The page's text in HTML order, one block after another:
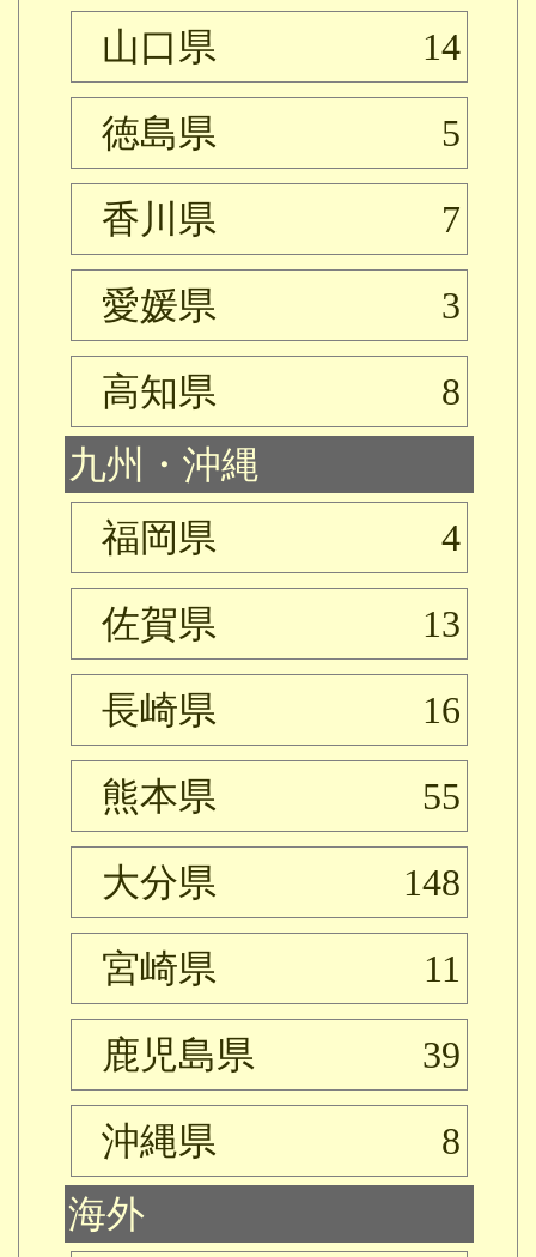
山口県
14
徳島県
5
香川県
7
愛媛県
3
高知県
8
九州・沖縄
福岡県
4
佐賀県
13
長崎県
16
熊本県
55
大分県
148
宮崎県
11
鹿児島県
39
沖縄県
8
海外